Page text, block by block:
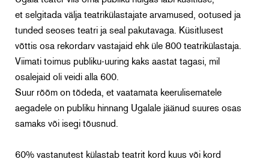
et selgitada välja teatrikülastajate arvamused, ootused ja
tunded seoses teatri ja seal pakutavaga. Küsitlusest
võttis osa rekordarv vastajaid ehk üle 800 teatrikülastaja.
Viimati toimus publiku-uuring kaks aastat tagasi, mil
osalejaid oli veidi alla 600.
Suur rõõm on tõdeda, et vaatamata keerulisematele
aegadele on publiku hinnang Ugalale jäänud suures osas
samaks või isegi tõusnud.
60% vastanutest külastab teatrit kord kuus või kord